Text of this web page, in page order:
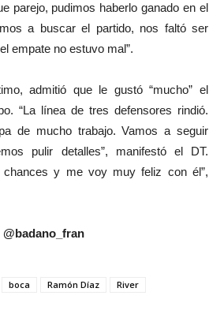
parejo, pudimos haberlo ganado en el
a buscar el partido, nos faltó ser
empate no estuvo mal”.
admitió que le gustó “mucho” el
“La línea de tres defensores rindió.
de mucho trabajo. Vamos a seguir
pulir detalles”, manifestó el DT.
chances y me voy muy feliz con él”,
boca Ramón Díaz
River